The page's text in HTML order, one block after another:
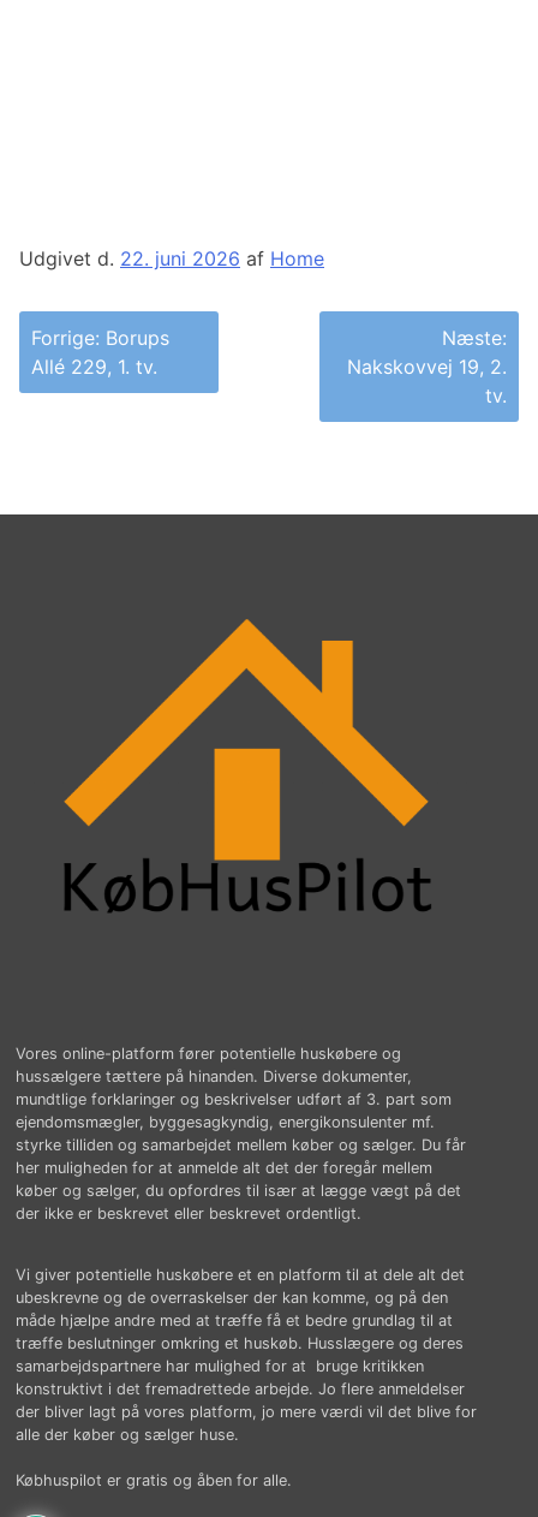
Udgivet d. 22. juni 2026 af Home
Indlægsnavigation
Forrige: Borups
Allé 229, 1. tv.
Næste:
Nakskovvej 19, 2.
tv.
Vores online-platform fører potentielle huskøbere og
hussælgere tættere på hinanden. Diverse dokumenter,
mundtlige forklaringer og beskrivelser udført af 3. part som
ejendomsmægler, byggesagkyndig, energikonsulenter mf.
styrke tilliden og samarbejdet mellem køber og sælger. Du får
her muligheden for at anmelde alt det der foregår mellem
køber og sælger, du opfordres til især at lægge vægt på det
der ikke er beskrevet eller beskrevet ordentligt.
Vi giver potentielle huskøbere et en platform til at dele alt det
ubeskrevne og de overraskelser der kan komme, og på den
måde hjælpe andre med at træffe få et bedre grundlag til at
træffe beslutninger omkring et huskøb. Husslægere og deres
samarbejdspartnere har mulighed for at bruge kritikken
konstruktivt i det fremadrettede arbejde. Jo flere anmeldelser
der bliver lagt på vores platform, jo mere værdi vil det blive for
alle der køber og sælger huse.
Købhuspilot er gratis og åben for alle.